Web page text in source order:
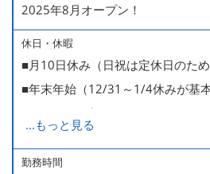
2025年8月オープン！
休日・休暇
■月10日休み（日祝は定休日のため
■年末年始（12/31～1/4休みが基
みなどもございます）
■GW・お盆（暦通り）
■有給休暇
...もっと見る
勤務時間